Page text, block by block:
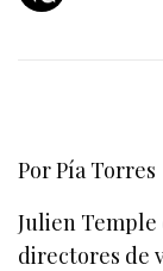
Por Pía Torres
Julien Temple
directores de